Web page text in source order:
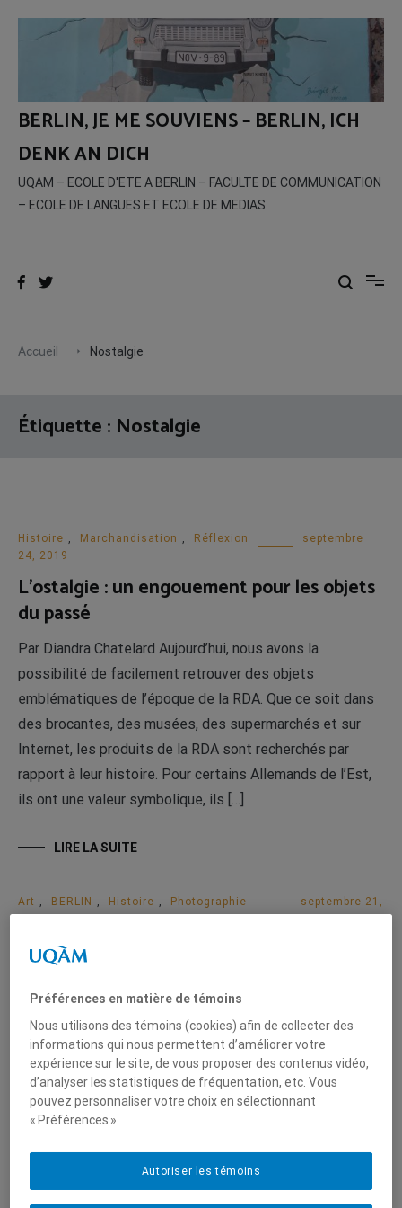
contenu
BERLIN, JE ME SOUVIENS – BERLIN, ICH
DENK AN DICH
UQAM – ECOLE D'ETE A BERLIN – FACULTE DE COMMUNICATION
– ECOLE DE LANGUES ET ECOLE DE MEDIAS
Accueil Nostalgie
Étiquette : Nostalgie
Histoire , Marchandisation , Réflexion
septembre
24, 2019
L’ostalgie : un engouement pour les objets
du passé
Par Diandra Chatelard Aujourd’hui, nous avons la
possibilité de facilement retrouver des objets
emblématiques de l’époque de la RDA. Que ce soit dans
des brocantes, des musées, des supermarchés et sur
Internet, les produits de la RDA sont recherchés par
rapport à leur histoire. Pour certains Allemands de l’Est,
ils ont une valeur symbolique, ils […]
LIRE LA SUITE
Art , BERLIN , Histoire , Photographie
septembre 21,
Reminiszens
perception de la séparation de l’Allemagne à travers les
yeux de plusieurs témoins. À l’aide d’une sélection
d’images et de mots, nous cherchons à illustrer des
émotions authentiques, des pensées profondes. Notre
Préférences en matière de témoins
Nous utilisons des témoins (cookies) afin de collecter des
informations qui nous permettent d’améliorer votre
expérience sur le site, de vous proposer des contenus vidéo,
d’analyser les statistiques de fréquentation, etc. Vous
pouvez personnaliser votre choix en sélectionnant
« Préférences ».
Autoriser les témoins